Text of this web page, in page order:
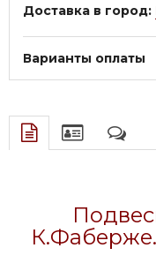
Доставка в город:
Варианты оплаты